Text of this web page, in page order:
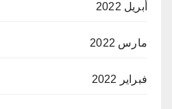
أبريل 2022
مارس 2022
فبراير 2022